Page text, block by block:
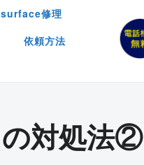
surface修理
依頼方法
対処法②